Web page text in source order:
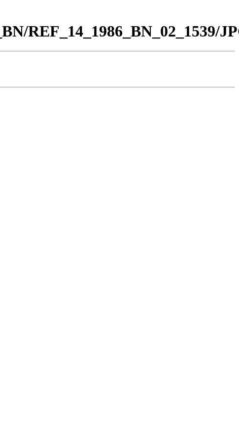
REF_14_1986_BN_02_1539/